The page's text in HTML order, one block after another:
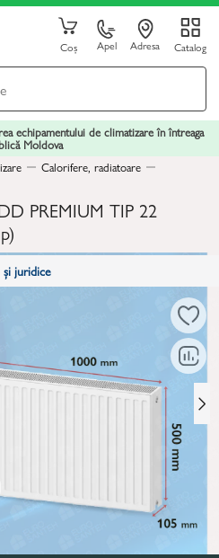
Coș Apel Adresa Catalog
echipamentului de climatizare în întreaga
Moldova
Calorifere, radiatoare
PREMIUM TIP 22
juridice